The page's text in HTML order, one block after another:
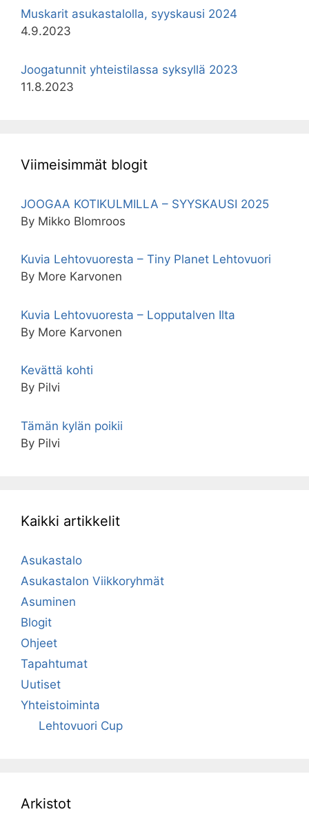
Muskarit asukastalolla, syyskausi 2024
4.9.2023
Joogatunnit yhteistilassa syksyllä 2023
11.8.2023
Viimeisimmät blogit
JOOGAA KOTIKULMILLA – SYYSKAUSI 2025
By Mikko Blomroos
Kuvia Lehtovuoresta – Tiny Planet Lehtovuori
By More Karvonen
Kuvia Lehtovuoresta – Lopputalven Ilta
By More Karvonen
Kevättä kohti
By Pilvi
Tämän kylän poikii
By Pilvi
Kaikki artikkelit
Asukastalo
Asukastalon Viikkoryhmät
Asuminen
Blogit
Ohjeet
Tapahtumat
Uutiset
Yhteistoiminta
Lehtovuori Cup
Arkistot